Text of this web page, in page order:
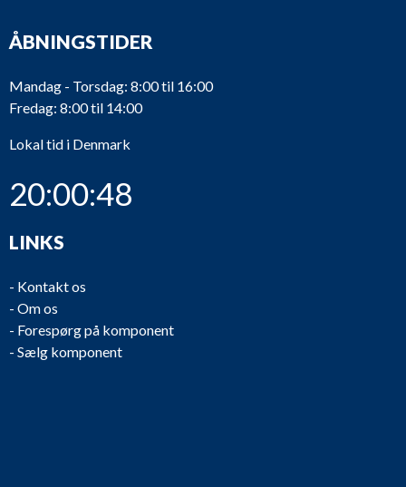
ÅBNINGSTIDER
Mandag - Torsdag: 8:00 til 16:00
Fredag: 8:00 til 14:00
Lokal tid i Denmark
20:00:48
LINKS
- Kontakt os
- Om os
- Forespørg på komponent
- Sælg komponent